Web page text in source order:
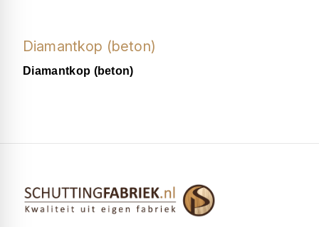
Diamantkop (beton)
Diamantkop (beton)